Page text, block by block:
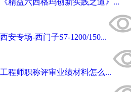
《精益六西格玛创新实践之道》...
西安专场-西门子S7-1200/150...
工程师职称评审业绩材料怎么...